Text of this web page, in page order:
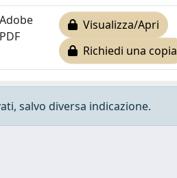
Adobe
PDF
Visualizza/Apri
Richiedi una copia
salvo diversa indicazione.